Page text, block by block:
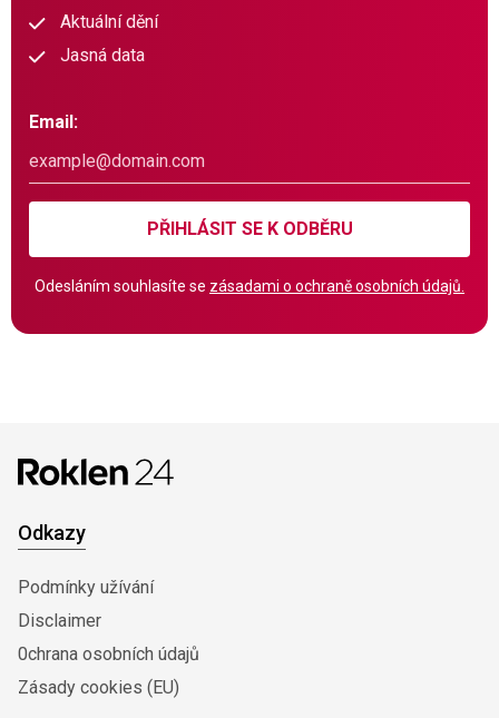
Aktuální dění
Jasná data
Email:
PŘIHLÁSIT SE K ODBĚRU
Odesláním souhlasíte se zásadami o ochraně osobních údajů.
Odkazy
Podmínky užívání
Disclaimer
0chrana osobních údajů
Zásady cookies (EU)